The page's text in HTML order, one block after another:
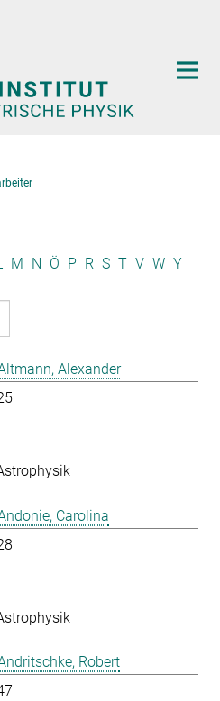
M N Ö P R S T V W Y
Alexander
Carolina
Robert